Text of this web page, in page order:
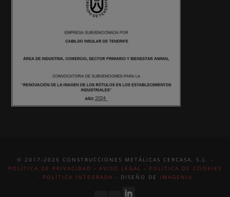
© 2017-2025 CONSTRUCCIONES METÁLICAS CERCASA, S.L. -
POLÍTICA DE PRIVACIDAD - AVISO LEGAL - POLÍTICA DE COOKIES
- POLÍTICA INTEGRADA - DISEÑO DE IMAGENIA